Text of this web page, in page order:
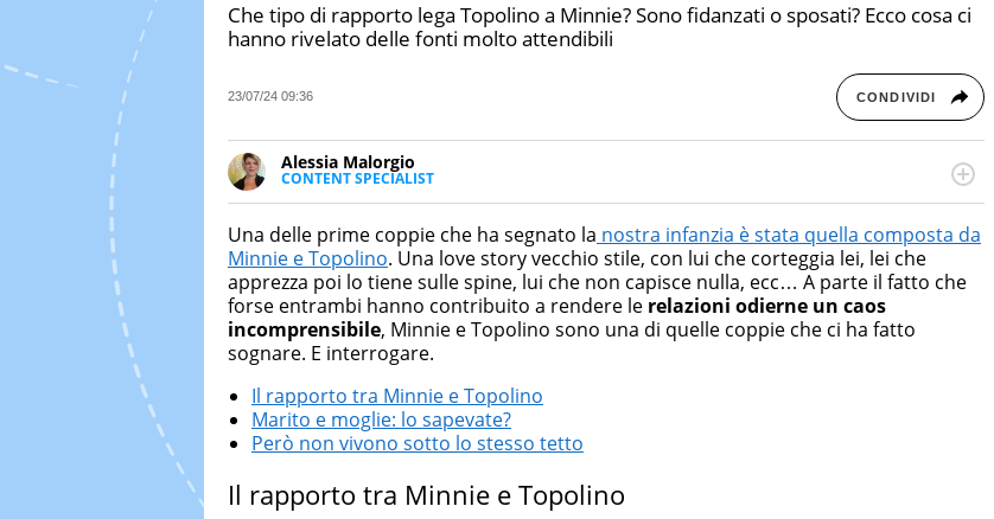
Che tipo di rapporto lega Topolino a Minnie? Sono fidanzati o sposati? Ecco cosa ci
hanno rivelato delle fonti molto attendibili
23/07/24 09:36 CONDIVIDI
Alessia Malorgio
CONTENT SPECIALIST
Ha conseguito un Master in Marketing Management e Google Digital Training su
di strategie marketing attraverso canali digitali.
Una delle prime coppie che ha segnato la nostra infanzia è stata quella composta da
Minnie e Topolino. Una love story vecchio stile, con lui che corteggia lei, lei che
apprezza poi lo tiene sulle spine, lui che non capisce nulla, ecc… A parte il fatto che
forse entrambi hanno contribuito a rendere le relazioni odierne un caos
incomprensibile, Minnie e Topolino sono una di quelle coppie che ci ha fatto
sognare. E interrogare.
Il rapporto tra Minnie e Topolino
Marito e moglie: lo sapevate?
Però non vivono sotto lo stesso tetto
Il rapporto tra Minnie e Topolino